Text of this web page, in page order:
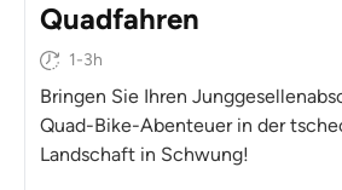
Quadfahren
1-3h
Bringen Sie Ihren
Quad-Bike-Abenteuer in der
Landschaft in Schwung!